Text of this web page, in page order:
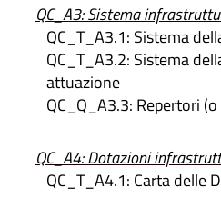
QC_A3: Sistema
QC_T_A3.1: Sistema
QC_T_A3.2: Sistema
attuazione
QC_Q_A3.3: Repertori
QC_A4: Dotazioni
QC_T_A4.1: Carta delle